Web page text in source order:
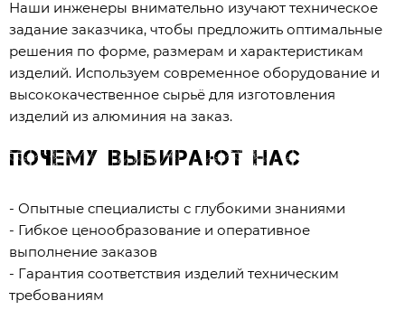
Наши инженеры внимательно изучают техническое
задание заказчика, чтобы предложить оптимальные
решения по форме, размерам и характеристикам
изделий. Используем современное оборудование и
высококачественное сырьё для изготовления
изделий из алюминия на заказ.
Почему выбирают нас
- Опытные специалисты с глубокими знаниями
- Гибкое ценообразование и оперативное
выполнение заказов
- Гарантия соответствия изделий техническим
требованиям